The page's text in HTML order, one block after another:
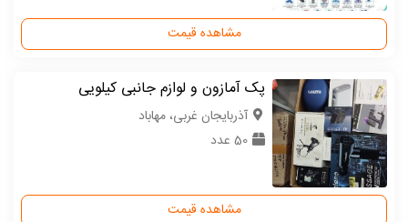
مشاهده قیمت
پک آمازون و لوازم جانبی کیلویی
آذربایجان غربی، مهاباد
50 عدد
مشاهده قیمت